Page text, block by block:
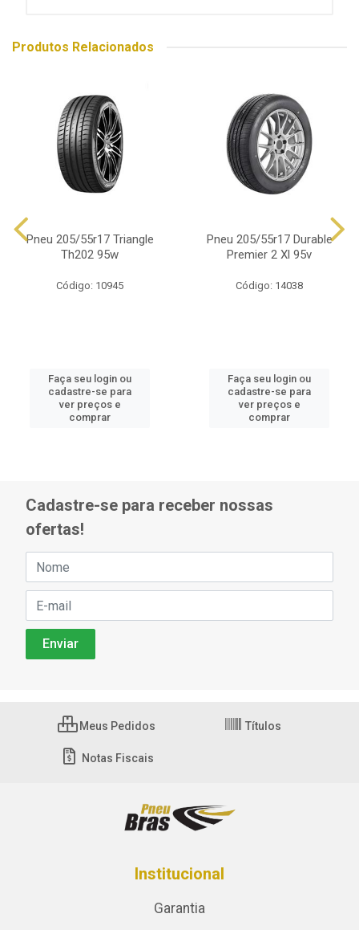
Produtos Relacionados
Pneu 205/55r17 Triangle
Th202 95w
Código: 10945
Faça seu login ou
cadastre-se para
ver preços e
comprar
Pneu 205/55r17 Durable
Premier 2 Xl 95v
Código: 14038
Faça seu login ou
cadastre-se para
ver preços e
comprar
Cadastre-se para receber nossas
ofertas!
Meus Pedidos Títulos
Notas Fiscais
Institucional
Garantia